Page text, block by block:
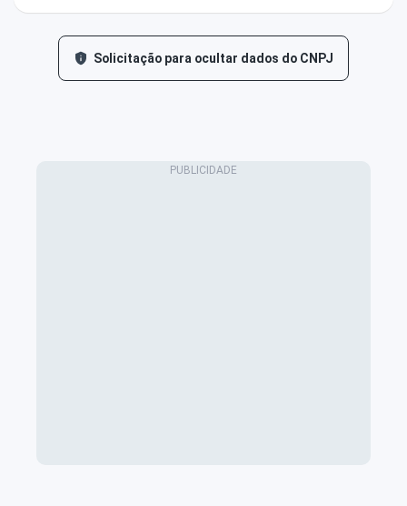
Solicitação para ocultar dados do CNPJ